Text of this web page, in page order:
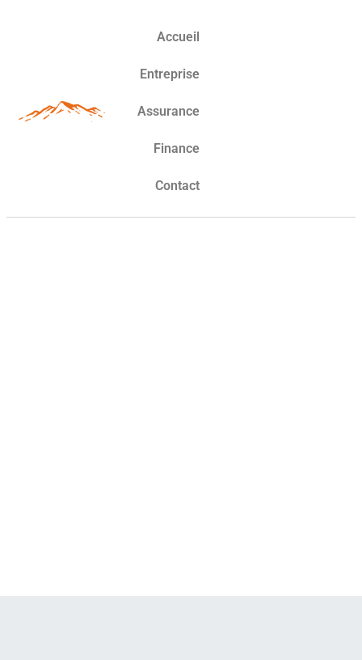
Accueil
Entreprise
Assurance
Finance
Contact